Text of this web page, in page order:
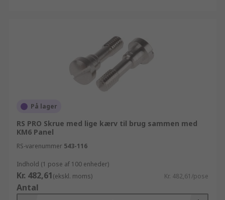
På lager
RS PRO Skrue med lige kærv til brug sammen med
KM6 Panel
RS-varenummer 543-116
Indhold (1 pose af 100 enheder)
Kr. 482,61(ekskl. moms) Kr. 482,61/pose
Antal